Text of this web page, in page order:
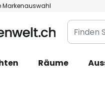
Markenauswahl
Finden
Sie
Leuchte...
Räume